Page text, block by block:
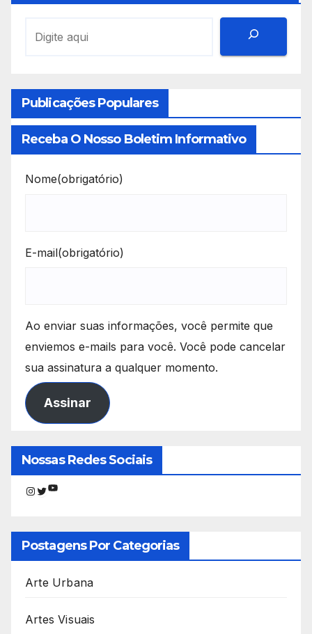
Publicações Populares
Receba O Nosso Boletim Informativo
Nome(obrigatório)
E-mail(obrigatório)
Ao enviar suas informações, você permite que
enviemos e-mails para você. Você pode cancelar
sua assinatura a qualquer momento.
Assinar
Nossas Redes Sociais
Instagram
Twitter
Youtube
Postagens Por Categorias
Arte Urbana
Artes Visuais